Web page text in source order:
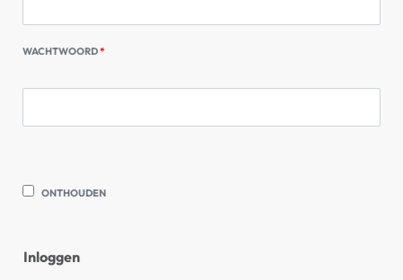
WACHTWOORD*
ONTHOUDEN
Inloggen